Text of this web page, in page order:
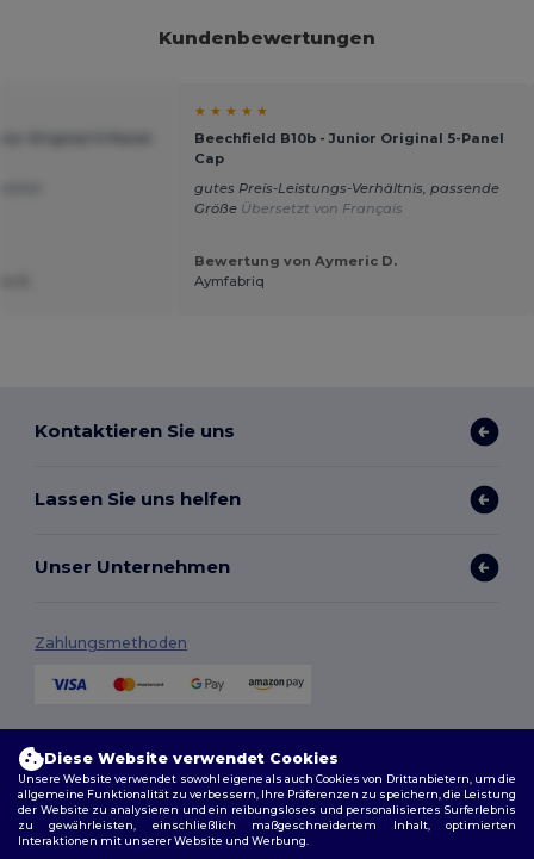
Kundenbewertungen
★ ★ ★ ★ ★
Beechfield B10b - Junior Original 5-Panel
Cap
gutes Preis-Leistungs-Verhältnis, passende
Größe Übersetzt von Français
Bewertung von Aymeric D.
Aymfabriq
Kontaktieren Sie uns
Lassen Sie uns helfen
Unser Unternehmen
Zahlungsmethoden
Diese Website verwendet Cookies
Unsere Website verwendet sowohl eigene als auch Cookies von Drittanbietern, um die
allgemeine Funktionalität zu verbessern, Ihre Präferenzen zu speichern, die Leistung
der Website zu analysieren und ein reibungsloses und personalisiertes Surferlebnis
zu gewährleisten, einschließlich maßgeschneidertem Inhalt, optimierten
Interaktionen mit unserer Website und Werbung.